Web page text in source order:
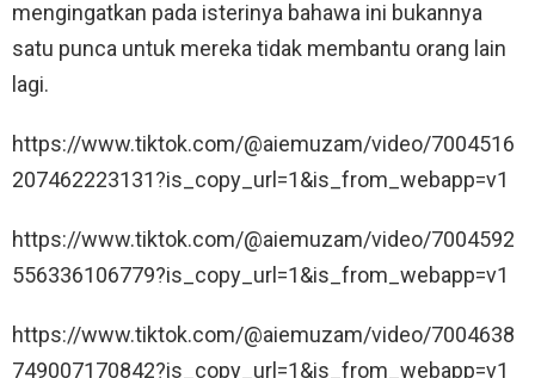
mengingatkan pada isterinya bahawa ini bukannya
satu punca untuk mereka tidak membantu orang lain
lagi.
https://www.tiktok.com/@aiemuzam/video/7004516
207462223131?is_copy_url=1&is_from_webapp=v1
https://www.tiktok.com/@aiemuzam/video/7004592
556336106779?is_copy_url=1&is_from_webapp=v1
https://www.tiktok.com/@aiemuzam/video/7004638
749007170842?is_copy_url=1&is_from_webapp=v1